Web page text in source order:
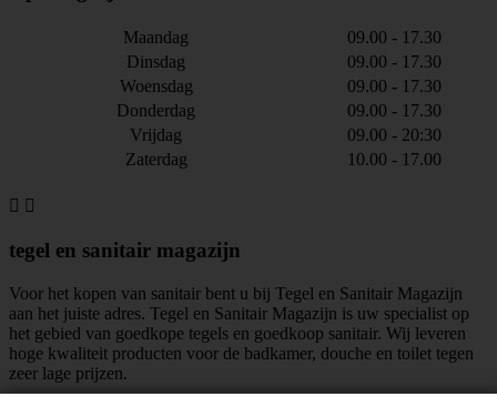
Maandag
09.00 - 17.30
Dinsdag
09.00 - 17.30
Woensdag
09.00 - 17.30
Donderdag
09.00 - 17.30
Vrijdag
09.00 - 20:30
Zaterdag
10.00 - 17.00
 
tegel en sanitair magazijn
Voor het kopen van sanitair bent u bij Tegel en Sanitair Magazijn
aan het juiste adres. Tegel en Sanitair Magazijn is uw specialist op
het gebied van goedkope tegels en goedkoop sanitair. Wij leveren
hoge kwaliteit producten voor de badkamer, douche en toilet tegen
zeer lage prijzen.